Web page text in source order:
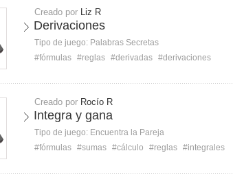
Creado por Liz R
Derivaciones
Tipo de juego: Palabras Secretas
#fórmulas #reglas #derivadas #derivaciones
Creado por Rocío R
Integra y gana
Tipo de juego: Encuentra la Pareja
#fórmulas #sumas #cálculo #reglas #integrales